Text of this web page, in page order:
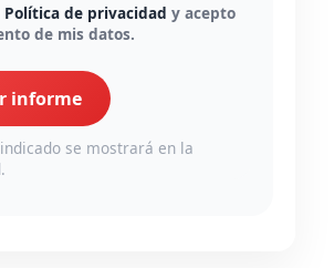
Política de privacidad y acepto
de mis datos.
informe
se mostrará en la